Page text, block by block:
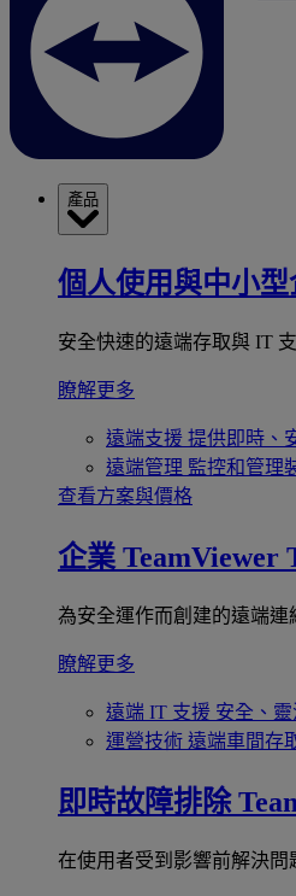
產品
個人使用與中小型
安全快速的遠端存取與 IT
瞭解更多
遠端支援 提供即時、
遠端管理 監控和管理
查看方案與價格
企業 TeamViewer
為安全運作而創建的遠端連
瞭解更多
遠端 IT 支援 安全、
運營技術 遠端車間存
即時故障排除
在使用者受到影響前解決問